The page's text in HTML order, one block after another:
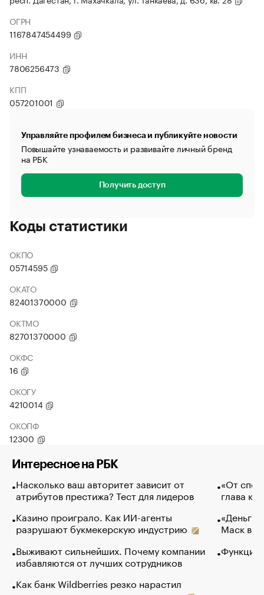
ОГРН
1167847454499
ИНН
7806256473
КПП
057201001
Управляйте профилем бизнеса и публикуйте новости
Повышайте узнаваемость и развивайте личный бренд
на РБК
Получить доступ
Коды статистики
ОКПО
05714595
ОКАТО
82401370000
ОКТМО
82701370000
ОКФС
16
ОКОГУ
4210014
ОКОПФ
12300
Интересное на РБК
Насколько ваш авторитет зависит от
атрибутов престижа? Тест для лидеров
Казино проиграло. Как ИИ-агенты
разрушают букмекерскую индустрию
Выживают сильнейших. Почему компании
избавляются от лучших сотрудников
Как банк Wildberries резко нарастил
«От
глава
«Деньги
Маск в
Функции